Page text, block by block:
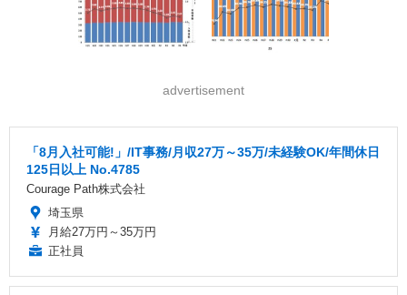
advertisement
「8月入社可能!」/IT事務/月収27万～35万/未経験OK/年間休日
125日以上 No.4785
Courage Path株式会社
埼玉県
月給27万円～35万円
正社員